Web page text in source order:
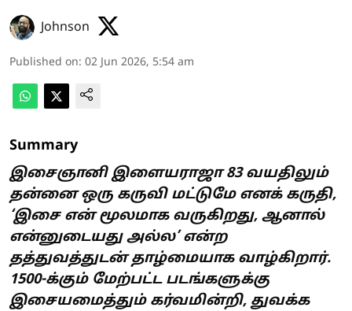
Johnson
Published on: 02 Jun 2026, 5:54 am
Summary
இசைஞானி இளையராஜா 83 வயதிலும்
தன்னை ஒரு கருவி மட்டுமே எனக் கருதி,
‘இசை என் மூலமாக வருகிறது, ஆனால்
என்னுடையது அல்ல’ என்ற
தத்துவத்துடன் தாழ்மையாக வாழ்கிறார்.
1500-க்கும் மேற்பட்ட படங்களுக்கு
இசையமைத்தும் கர்வமின்றி, துவக்க